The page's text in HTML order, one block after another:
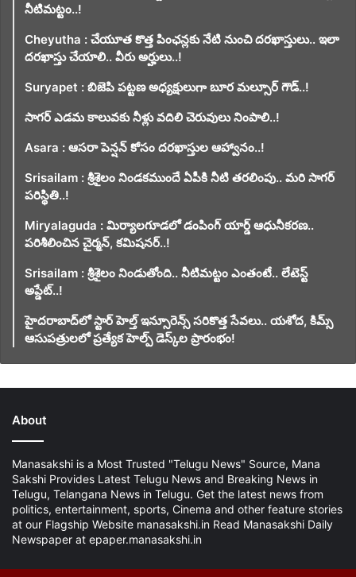
నీటిమట్టం..!
Cheyutha : చేయూత కొత్త పింఛన్లకు నేటి నుంచి దరఖాస్తులు.. ఇలా
దరఖాస్తు చేయాలి.. వీరు అర్హులు..!
Suryapet : బిజెపి పట్టణ అధ్యక్షులుగా బూర మల్సూర్ గౌడ్..!
సాగర్ ఎడమ కాలువకు నీళ్లు వదిలి చెరువులు నింపాలి..!
Asara : ఆసరా పెన్షన్ కోసం దరఖాస్తుల ఆహ్వానం..!
Srisailam : శ్రీశైలం నిండకముందే ఏపీకి నీటి తరలింపు.. మరి సాగర్
పరిస్థితి..!
Miryalaguda : మిర్యాలగూడలో డంపింగ్ యార్డ్ ఆధునీకరణ..
పరిశీలించిన చైర్మన్, కమిషనర్..!
Srisailam : శ్రీశైలం నిండుతోంది.. నీటిమట్టం ఎంతంటే.. లేటెస్ట్
అప్డేట్..!
హైదరాబాద్‌లో స్టార్ హెల్త్ ఇన్సూరెన్స్ సరికొత్త సేవలు.. యశోద, కిమ్స్
ఆసుపత్రులలో ప్రత్యేక హెల్ప్ డెస్క్‌ల ప్రారంభం!
About
Manasakshi is a Most Trusted "Telugu News" Source, Mana
Sakshi Provides Latest Telugu News and Breaking News in
Telugu, Telangana News in Telugu. Get the latest news from
politics, entertainment, sports, Cinema and other feature stories
at our Flagship Website manasakshi.in Read Manasakshi Daily
Newspaper at epaper.manasakshi.in